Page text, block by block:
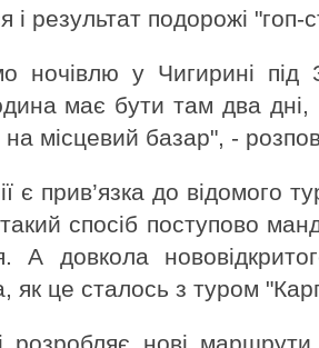
і результат подорожі
ночівлю у Чигирині
має бути там два
на місцевий базар", -
є прив’язка до відомого
спосіб поступово
А довкола
як це сталось з туром